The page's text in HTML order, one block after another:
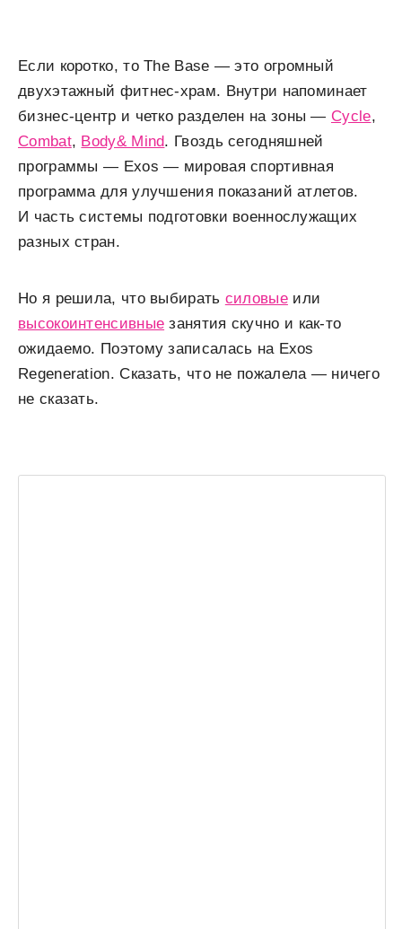
Если коротко, то The Base — это огромный
двухэтажный фитнес-храм. Внутри напоминает
бизнес-центр и четко разделен на зоны — Cycle,
Combat, Body& Mind. Гвоздь сегодняшней
программы — Exos — мировая спортивная
программа для улучшения показаний атлетов.
И часть системы подготовки военнослужащих
разных стран.
Но я решила, что выбирать силовыеили
высокоинтенсивные занятия скучно и как-то
ожидаемо. Поэтому записалась на Exos
Regeneration. Сказать, что не пожалела — ничего
не сказать.